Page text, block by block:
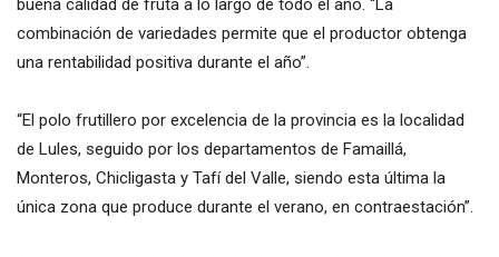
buena calidad de fruta a lo largo de todo el año. “La
combinación de variedades permite que el productor obtenga
una rentabilidad positiva durante el año”.
“El polo frutillero por excelencia de la provincia es la localidad
de Lules, seguido por los departamentos de Famaillá,
Monteros, Chicligasta y Tafí del Valle, siendo esta última la
única zona que produce durante el verano, en contraestación”.